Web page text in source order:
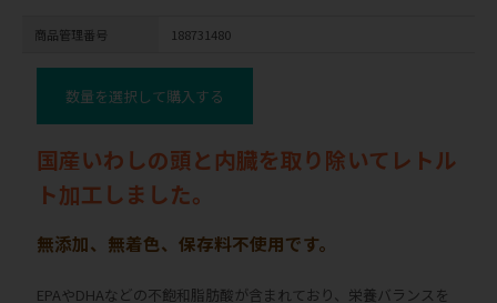
商品管理番号 188731480
数量を選択して購入する
国産いわしの頭と内臓を取り除いてレトル
ト加工しました。
無添加、無着色、保存料不使用です。
EPAやDHAなどの不飽和脂肪酸が含まれており、栄養バランスを